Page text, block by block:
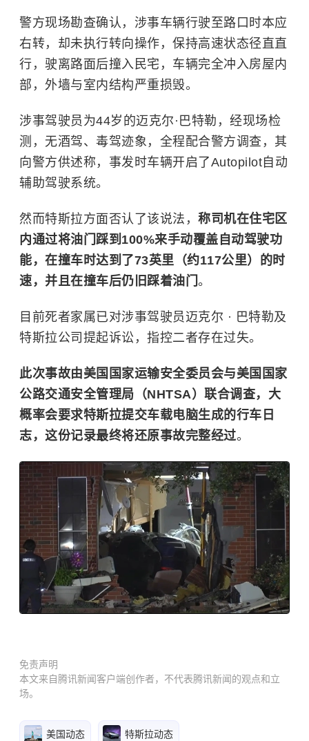
警方现场勘查确认，涉事车辆行驶至路口时本应
右转，却未执行转向操作，保持高速状态径直直
行，驶离路面后撞入民宅，车辆完全冲入房屋内
部，外墙与室内结构严重损毁。
涉事驾驶员为44岁的迈克尔·巴特勒，经现场检
测，无酒驾、毒驾迹象，全程配合警方调查，其
向警方供述称，事发时车辆开启了Autopilot自动
辅助驾驶系统。
然而特斯拉方面否认了该说法， 称司机在住宅区
内通过将油门踩到100%来手动覆盖自动驾驶功
能，在撞车时达到了73英里（约117公里）的时
速，并且在撞车后仍旧踩着油门 。
目前死者家属已对涉事驾驶员迈克尔 · 巴特勒及
特斯拉公司提起诉讼，指控二者存在过失。
此次事故由美国国家运输安全委员会与美国国家
公路交通安全管理局（NHTSA）联合调查，大
概率会要求特斯拉提交车载电脑生成的行车日
志，这份记录最终将还原事故完整经过。
免责声明
本文来自腾讯新闻客户端创作者，不代表腾讯新闻的观点和立
场。
美国动态 特斯拉动态